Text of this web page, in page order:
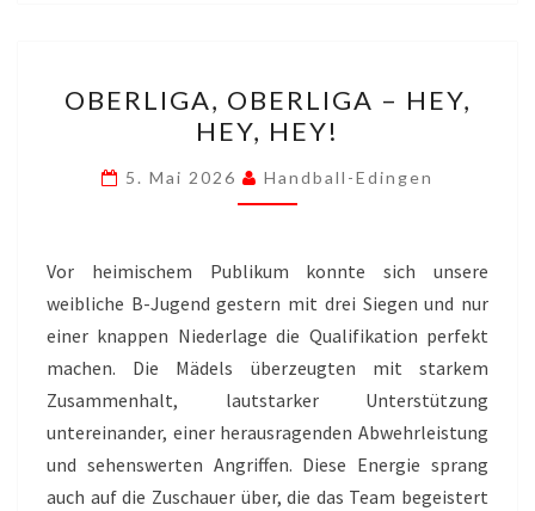
OBERLIGA
–
HEY,
HEY,
OBERLIGA, OBERLIGA – HEY,
HEY, HEY!
5. Mai 2026 Handball-Edingen
Vor heimischem Publikum konnte sich unsere
weibliche B-Jugend gestern mit drei Siegen und nur
einer knappen Niederlage die Qualifikation perfekt
machen. Die Mädels überzeugten mit starkem
Zusammenhalt, lautstarker Unterstützung
untereinander, einer herausragenden Abwehrleistung
und sehenswerten Angriffen. Diese Energie sprang
auch auf die Zuschauer über, die das Team begeistert